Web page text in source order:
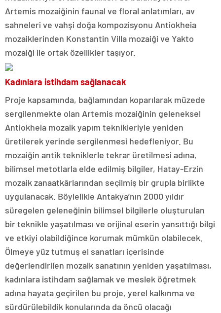
Artemis mozaiğinin faunal ve floral anlatımları, av
sahneleri ve vahşi doğa kompozisyonu Antiokheia
mozaiklerinden Konstantin Villa mozaiği ve Yakto
mozaiği ile ortak özellikler taşıyor.
Kadınlara istihdam sağlanacak
Proje kapsamında, bağlamından koparılarak müzede
sergilenmekte olan Artemis mozaiğinin geleneksel
Antiokheia mozaik yapım teknikleriyle yeniden
üretilerek yerinde sergilenmesi hedefleniyor. Bu
mozaiğin antik tekniklerle tekrar üretilmesi adına,
bilimsel metotlarla elde edilmiş bilgiler, Hatay-Erzin
mozaik zanaatkârlarından seçilmiş bir grupla birlikte
uygulanacak. Böylelikle Antakya’nın 2000 yıldır
süregelen geleneğinin bilimsel bilgilerle oluşturulan
bir teknikle yaşatılması ve orijinal eserin yansıttığı bilgi
ve etkiyi olabildiğince korumak mümkün olabilecek.
Ölmeye yüz tutmuş el sanatları içerisinde
değerlendirilen mozaik sanatının yeniden yaşatılması,
kadınlara istihdam sağlamak ve meslek öğretmek
adına hayata geçirilen bu proje, yerel kalkınma ve
sürdürülebildik konularında da öncü olacağı